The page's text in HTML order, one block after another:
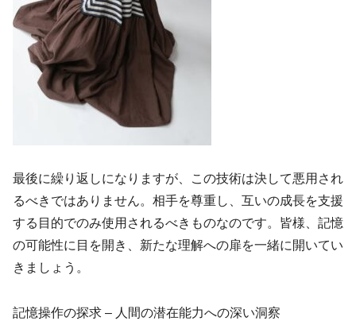
最後に繰り返しになりますが、この技術は決して悪用され
るべきではありません。相手を尊重し、互いの成長を支援
する目的でのみ使用されるべきものなのです。皆様、記憶
の可能性に目を開き、新たな理解への扉を一緒に開いてい
きましょう。
記憶操作の探求 – 人間の潜在能力への深い洞察